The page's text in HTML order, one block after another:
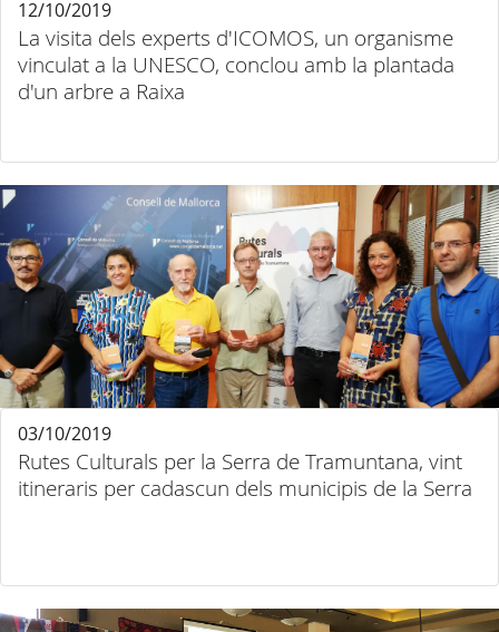
La visita dels experts d'ICOMOS, un organisme
vinculat a la UNESCO, conclou amb la plantada
d'un arbre a Raixa
12/10/2019
Rutes Culturals per la Serra de Tramuntana, vint
itineraris per cadascun dels municipis de la Serra
03/10/2019